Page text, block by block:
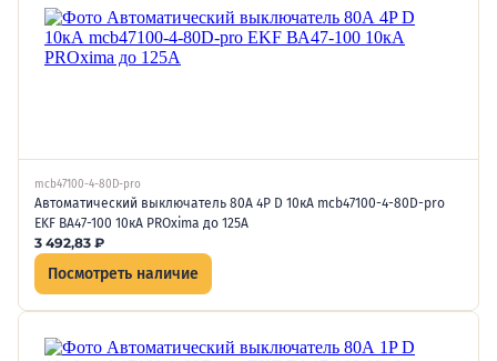
mcb47100-4-80D-pro
Автоматический выключатель 80А 4P D 10кА mcb47100-4-80D-pro
EKF ВА47-100 10кА PROxima до 125А
3 492,83 ₽
Посмотреть наличие